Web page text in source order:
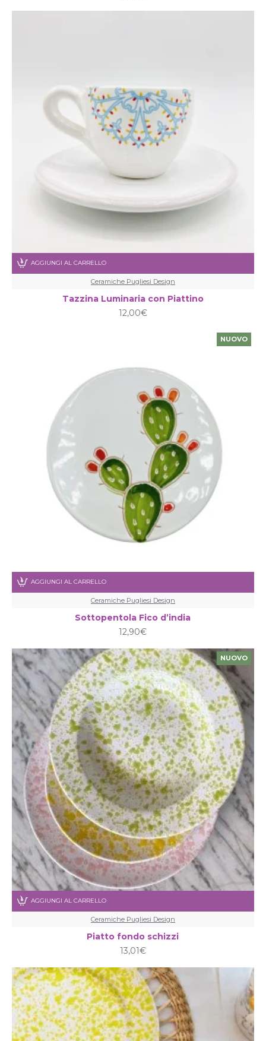
Ceramiche Pugliesi Design
Tazzina Luminaria con Piattino
12,00€
AGGIUNGI AL CARRELLO
NUOVO
Ceramiche Pugliesi Design
Sottopentola Fico d’india
12,90€
AGGIUNGI AL CARRELLO
NUOVO
Ceramiche Pugliesi Design
Piatto fondo schizzi
13,01€
AGGIUNGI AL CARRELLO